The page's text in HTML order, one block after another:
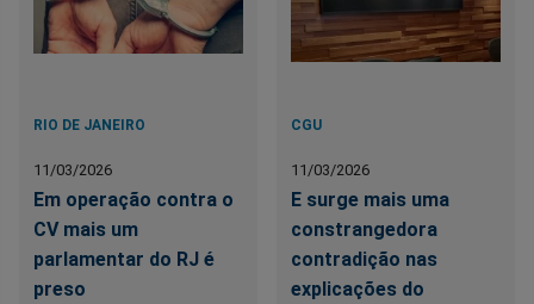
RIO DE JANEIRO
11/03/2026
Em operação contra o
CV mais um
parlamentar do RJ é
preso
CGU
11/03/2026
E surge mais uma
constrangedora
contradição nas
explicações do